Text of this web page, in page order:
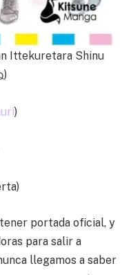
Ittekuretara Shinu
)
)
portada oficial, y
para salir a
llegamos a saber